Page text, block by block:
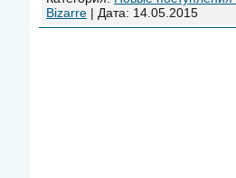
Bizarre | Дата: 14.05.2015